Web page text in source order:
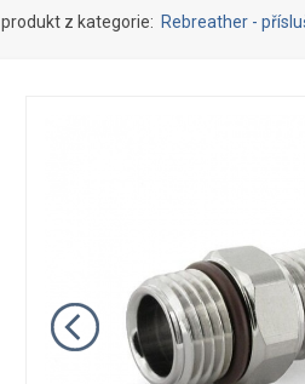
produkt z kategorie: Rebreather -